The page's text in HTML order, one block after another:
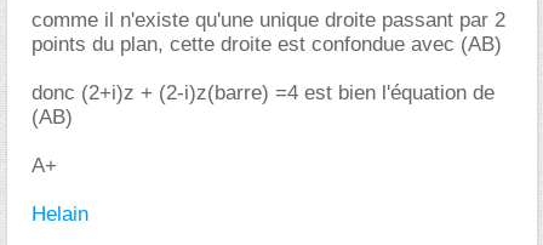
comme il n'existe qu'une unique droite passant par 2
points du plan, cette droite est confondue avec (AB)
donc (2+i)z + (2-i)z(barre) =4 est bien l'équation de
(AB)
A+
Helain